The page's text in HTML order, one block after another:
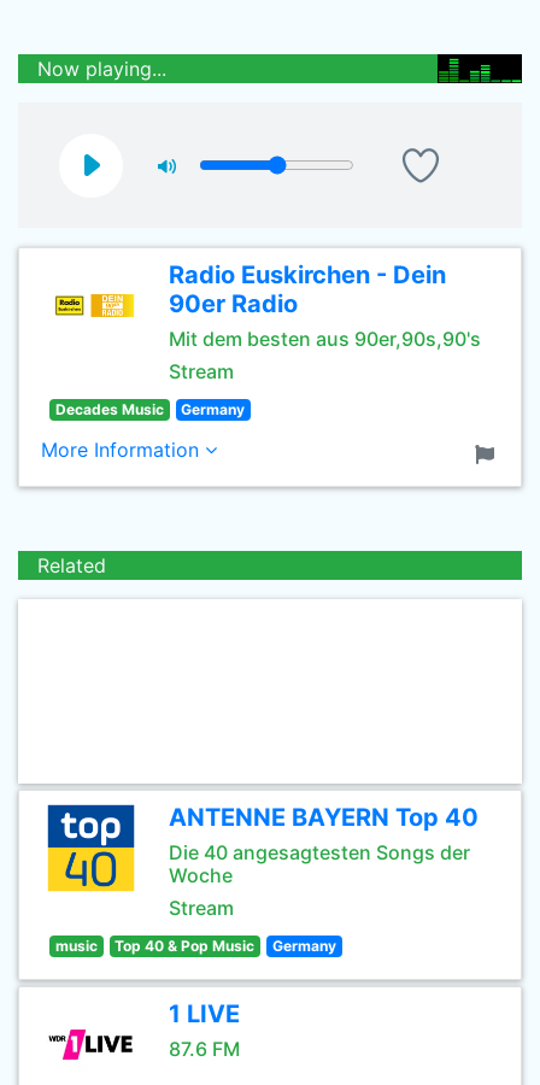
Now playing...
Radio Euskirchen - Dein
90er Radio
Mit dem besten aus 90er,90s,90's
Stream
Decades Music Germany
More Information
Related
ANTENNE BAYERN Top 40
Die 40 angesagtesten Songs der
Woche
Stream
music Top 40 & Pop Music Germany
1 LIVE
87.6 FM